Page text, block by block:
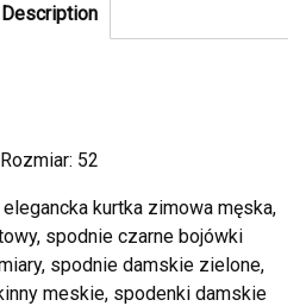
Description
52
kurtka zimowa męska,
spodnie czarne bojówki
spodnie damskie zielone,
meskie, spodenki damskie